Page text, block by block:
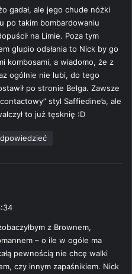
gadał, ale jego chude nóżki
po takim bombardowaniu
na Limie. Poza tym
głupio odsłania to Nick by go
kombosami, a wiadomo, że z
ogólnie nie lubi, do tego
po stronie Belga. Zawsze
styl Saffiedine’a, ale
to już tęsknię :D
z Brownem,
– o ile w ogóle ma
pewnością nie chcę walki
czy innym zapaśnikiem. Nick